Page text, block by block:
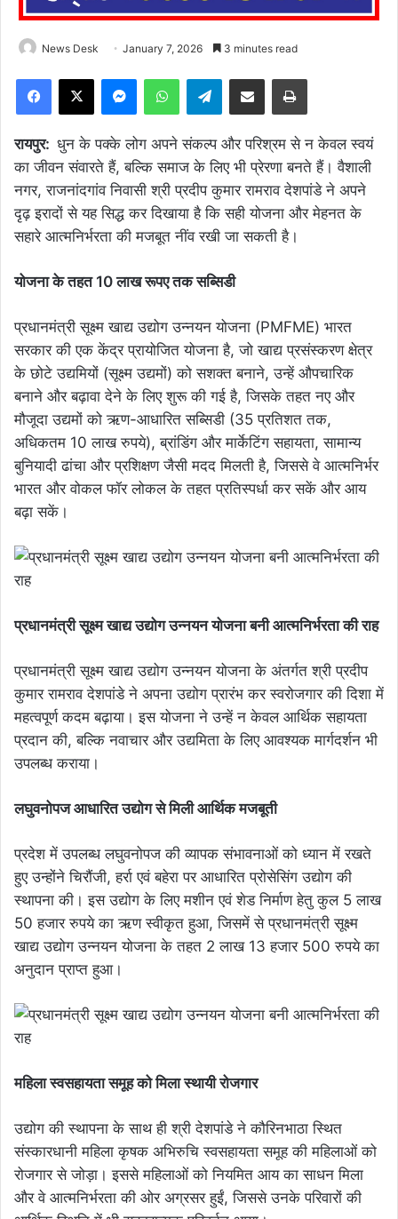
News Desk January 7, 2026 3 minutes read
Facebook
X MessengerWhatsAppTelegramShare via Email Print
रायपुर: धुन के पक्के लोग अपने संकल्प और परिश्रम से न केवल स्वयं
का जीवन संवारते हैं, बल्कि समाज के लिए भी प्रेरणा बनते हैं। वैशाली
नगर, राजनांदगांव निवासी श्री प्रदीप कुमार रामराव देशपांडे ने अपने
दृढ़ इरादों से यह सिद्ध कर दिखाया है कि सही योजना और मेहनत के
सहारे आत्मनिर्भरता की मजबूत नींव रखी जा सकती है।
योजना के तहत 10 लाख रूपए तक सब्सिडी
प्रधानमंत्री सूक्ष्म खाद्य उद्योग उन्नयन योजना (PMFME) भारत
सरकार की एक केंद्र प्रायोजित योजना है, जो खाद्य प्रसंस्करण क्षेत्र
के छोटे उद्यमियों (सूक्ष्म उद्यमों) को सशक्त बनाने, उन्हें औपचारिक
बनाने और बढ़ावा देने के लिए शुरू की गई है, जिसके तहत नए और
मौजूदा उद्यमों को ऋण-आधारित सब्सिडी (35 प्रतिशत तक,
अधिकतम 10 लाख रुपये), ब्रांडिंग और मार्केटिंग सहायता, सामान्य
बुनियादी ढांचा और प्रशिक्षण जैसी मदद मिलती है, जिससे वे आत्मनिर्भर
भारत और वोकल फॉर लोकल के तहत प्रतिस्पर्धा कर सकें और आय
बढ़ा सकें।
प्रधानमंत्री सूक्ष्म खाद्य उद्योग उन्नयन योजना बनी आत्मनिर्भरता की राह
प्रधानमंत्री सूक्ष्म खाद्य उद्योग उन्नयन योजना के अंतर्गत श्री प्रदीप
कुमार रामराव देशपांडे ने अपना उद्योग प्रारंभ कर स्वरोजगार की दिशा में
महत्वपूर्ण कदम बढ़ाया। इस योजना ने उन्हें न केवल आर्थिक सहायता
प्रदान की, बल्कि नवाचार और उद्यमिता के लिए आवश्यक मार्गदर्शन भी
उपलब्ध कराया।
लघुवनोपज आधारित उद्योग से मिली आर्थिक मजबूती
प्रदेश में उपलब्ध लघुवनोपज की व्यापक संभावनाओं को ध्यान में रखते
हुए उन्होंने चिरौंजी, हर्रा एवं बहेरा पर आधारित प्रोसेसिंग उद्योग की
स्थापना की। इस उद्योग के लिए मशीन एवं शेड निर्माण हेतु कुल 5 लाख
50 हजार रुपये का ऋण स्वीकृत हुआ, जिसमें से प्रधानमंत्री सूक्ष्म
खाद्य उद्योग उन्नयन योजना के तहत 2 लाख 13 हजार 500 रुपये का
अनुदान प्राप्त हुआ।
महिला स्वसहायता समूह को मिला स्थायी रोजगार
उद्योग की स्थापना के साथ ही श्री देशपांडे ने कौरिनभाठा स्थित
संस्कारधानी महिला कृषक अभिरुचि स्वसहायता समूह की महिलाओं को
रोजगार से जोड़ा। इससे महिलाओं को नियमित आय का साधन मिला
और वे आत्मनिर्भरता की ओर अग्रसर हुईं, जिससे उनके परिवारों की